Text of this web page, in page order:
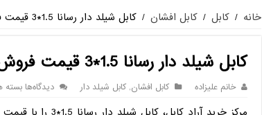
خانه / کابل / کابل افشان / کابل شیلد دار رسانا 1.5*3 قیمت فروش
کابل شیلد دار رسانا 1.5*3 قیمت فروش
خانم علیزاده کابل افشان,کابل شیلد دار دیدگاه‌هابرای
شیلد
بسته